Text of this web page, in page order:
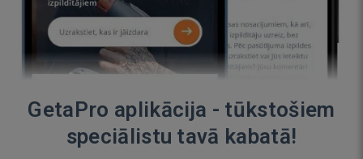
GetaPro aplikācija - tūkstošiem
speciālistu tavā kabatā!